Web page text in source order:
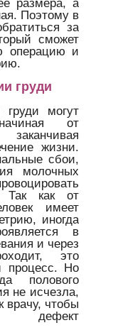
Поэтому в
за
сможет
операцию и
груди
могут
от
жизни.
сбои,
молочных
Так как от
имеет
иногда
в
и через
это
процесс. Но
полового
не исчезла,
врачу, чтобы
дефект